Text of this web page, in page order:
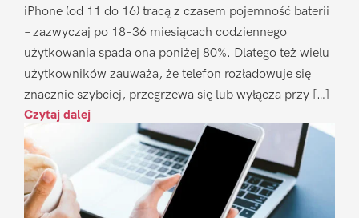
iPhone (od 11 do 16) tracą z czasem pojemność baterii
– zazwyczaj po 18–36 miesiącach codziennego
użytkowania spada ona poniżej 80%. Dlatego też wielu
użytkowników zauważa, że telefon rozładowuje się
znacznie szybciej, przegrzewa się lub wyłącza przy […]
Czytaj dalej